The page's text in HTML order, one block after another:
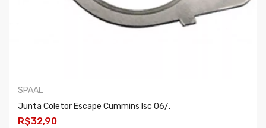
SPAAL
Junta Coletor Escape Cummins Isc 06/.
R$32,90